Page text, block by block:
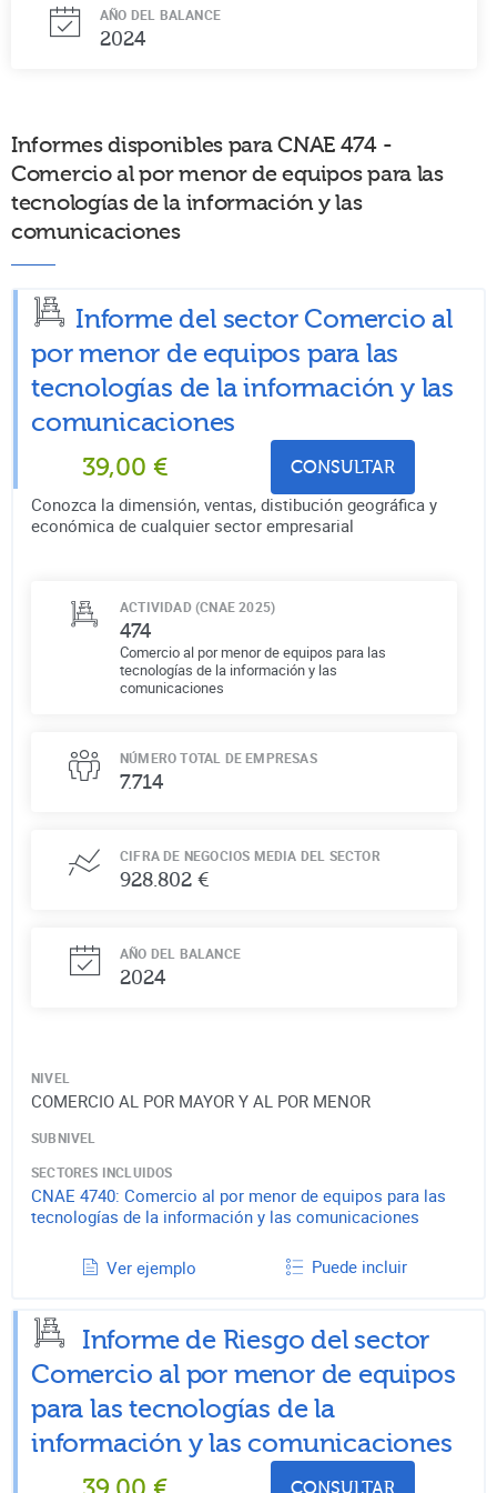
AÑO DEL BALANCE
2024
Informes disponibles para CNAE 474 -
Comercio al por menor de equipos para las
tecnologías de la información y las
comunicaciones
Informe del sector Comercio al
por menor de equipos para las
tecnologías de la información y las
comunicaciones
39,00 € CONSULTAR
Conozca la dimensión, ventas, distibución geográfica y
económica de cualquier sector empresarial
ACTIVIDAD (CNAE 2025)
474
Comercio al por menor de equipos para las
tecnologías de la información y las
comunicaciones
NÚMERO TOTAL DE EMPRESAS
7.714
CIFRA DE NEGOCIOS MEDIA DEL SECTOR
928.802 €
AÑO DEL BALANCE
2024
NIVEL
COMERCIO AL POR MAYOR Y AL POR MENOR
SUBNIVEL
SECTORES INCLUIDOS
CNAE 4740: Comercio al por menor de equipos para las
tecnologías de la información y las comunicaciones
Ver ejemplo Puede incluir
Informe de Riesgo del sector
Comercio al por menor de equipos
para las tecnologías de la
información y las comunicaciones
CONSULTAR